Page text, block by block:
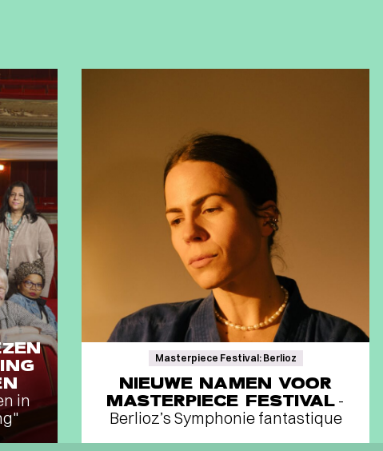
in
Masterpiece Festival: Berlioz
NIEUWE NAMEN VOOR
MASTERPIECE FESTIVAL -
Berlioz’s Symphonie fantastique